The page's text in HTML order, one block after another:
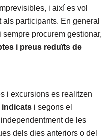
i així es vol
participants. En general
i sempre procurem gestionar,
i preus reduïts de
i excursions es realitzen
indicats i segons el
de les
dels dies anteriors o del